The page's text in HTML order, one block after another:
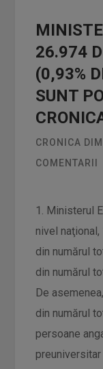
26.974
(0,93%
SUNT
CRONICA
COMENTARII
1. Ministerul
nivel
din numărul
din numărul
De
din numărul
persoane
preuniversitar